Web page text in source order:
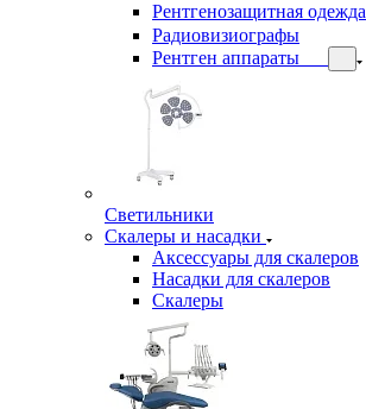
Рентгенозащитная одежда
Радиовизиографы
Рентген аппараты
Светильники
Скалеры и насадки
Аксессуары для скалеров
Насадки для скалеров
Скалеры